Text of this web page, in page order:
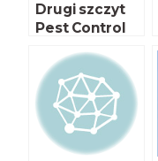
Drugi szczyt
Pest Control